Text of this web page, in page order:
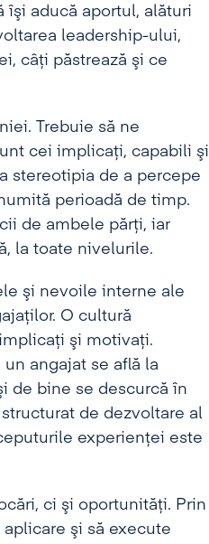
îşi aducă aportul, alături
leadership-ului,
câţi păstrează şi ce
Trebuie să ne
cei implicaţi, capabili şi
stereotipia de a percepe
perioadă de timp.
de ambele părţi, iar
la toate nivelurile.
şi nevoile interne ale
O cultură
şi motivaţi.
angajat se află la
de bine se descurcă în
de dezvoltare al
experienţei este
ci şi oportunităţi. Prin
şi să execute